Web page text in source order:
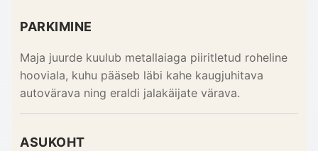
PARKIMINE
Maja juurde kuulub metallaiaga piiritletud roheline
hooviala, kuhu pääseb läbi kahe kaugjuhitava
autovärava ning eraldi jalakäijate värava.
ASUKOHT